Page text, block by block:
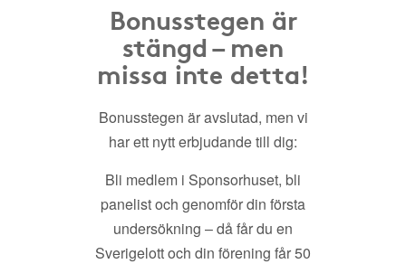
Bonusstegen är
stängd – men
missa inte detta!
Bonusstegen är avslutad, men vi
har ett nytt erbjudande till dig:
Bli medlem i Sponsorhuset, bli
panelist och genomför din första
undersökning – då får du en
Sverigelott och din förening får 50